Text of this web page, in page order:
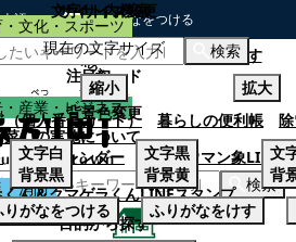
語 ひらがなをつける
検索
文化・スポーツ
ウメ子さんとの思い出を募集します
産業・ビジネス
」の実施について
消防
催について
サイト内検索
検索
注目ワード
個人番号カード） 暮らしの便利帳
ごみカレンダー
忠類ナウマン象LINE
ん＆クマゲラくんLINEスタンプ
目的から探す
文字サイズ変更
現在の文字サイズ
縮小
拡大
背景色変更
文字白
背景黒
文字黒
背景黄
文
背
りがなをつける ふりがなをけす